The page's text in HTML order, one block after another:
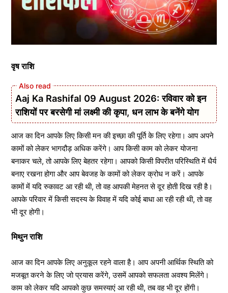
वृष राशि
Aaj Ka Rashifal 09 August 2026: रविवार को इन
राशियों पर बरसेगी मां लक्ष्मी की कृपा, धन लाभ के बनेंगे योग
आज का दिन आपके लिए किसी मन की इच्छा की पूर्ति के लिए रहेगा। आप अपने
कामों को लेकर भागदौड़ अधिक करेंगे। आप किसी काम को लेकर योजना
बनाकर चले, तो आपके लिए बेहतर रहेगा। आपको किसी विपरीत परिस्थिति में धैर्य
बनाए रखना होगा और आप बेवजह के कामों को लेकर क्रोध न करें। आपके
कामों में यदि रुकावट आ रही थी, तो वह आपकी मेहनत से दूर होती दिख रही है।
आपके परिवार में किसी सदस्य के विवाह में यदि कोई बाधा आ रही रही थी, तो वह
भी दूर होगी।
मिथुन राशि
आज का दिन आपके लिए अनुकूल रहने वाला है। आप अपनी आर्थिक स्थिति को
मजबूत करने के लिए जो प्रयास करेंगे, उसमें आपको सफलता अवश्य मिलेंगे।
काम को लेकर यदि आपको कुछ समस्याएं आ रही थी, तब वह भी दूर होंगी।